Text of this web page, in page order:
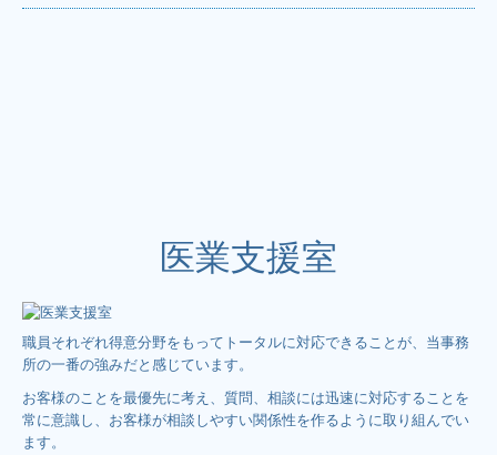
医業支援室
職員それぞれ得意分野をもってトータルに対応できることが、当事務
所の一番の強みだと感じています。
お客様のことを最優先に考え、質問、相談には迅速に対応することを
常に意識し、お客様が相談しやすい関係性を作るように取り組んでい
ます。